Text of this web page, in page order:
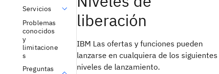
Servicios
Problemas
conocidos
y
limitacione
s
Preguntas
liberación
IBM Las ofertas y funciones pueden
lanzarse en cualquiera de los siguientes
niveles de lanzamiento.